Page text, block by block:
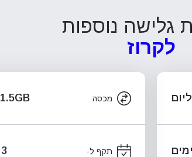
גלישה נוספות
לקרוז
מכסה 1.5GB/ליום
תקף ל- 3 ימים